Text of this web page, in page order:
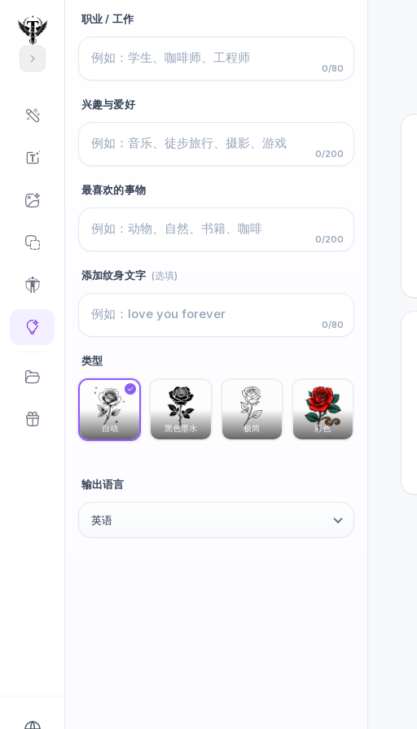
职业 / 工作
0/80
兴趣与爱好
0/200
最喜欢的事物
0/200
添加纹身文字 (选填)
0/80
类型
自动 黑色墨水 极简 彩色
输出语言
英语